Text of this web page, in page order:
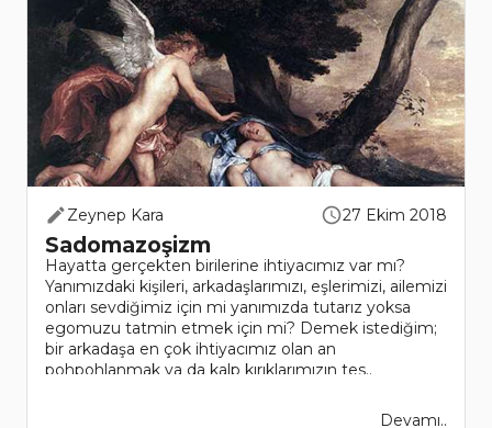
Zeynep Kara 27 Ekim 2018
Sadomazoşizm
Hayatta gerçekten birilerine ihtiyacımız var mı?
Yanımızdaki kişileri, arkadaşlarımızı, eşlerimizi, ailemizi
onları sevdiğimiz için mi yanımızda tutarız yoksa
egomuzu tatmin etmek için mi? Demek istediğim;
bir arkadaşa en çok ihtiyacımız olan an
pohpohlanmak ya da kalp kırıklarımızın tes..
Devamı..